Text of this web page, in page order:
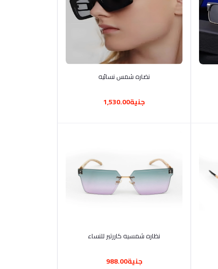
أضف إلى السلة
نضاره شمس نسائيه
جنية1,530.00
أضف إلى السلة
نظاره شمسيه كاررتير للنساء
جنية988.00